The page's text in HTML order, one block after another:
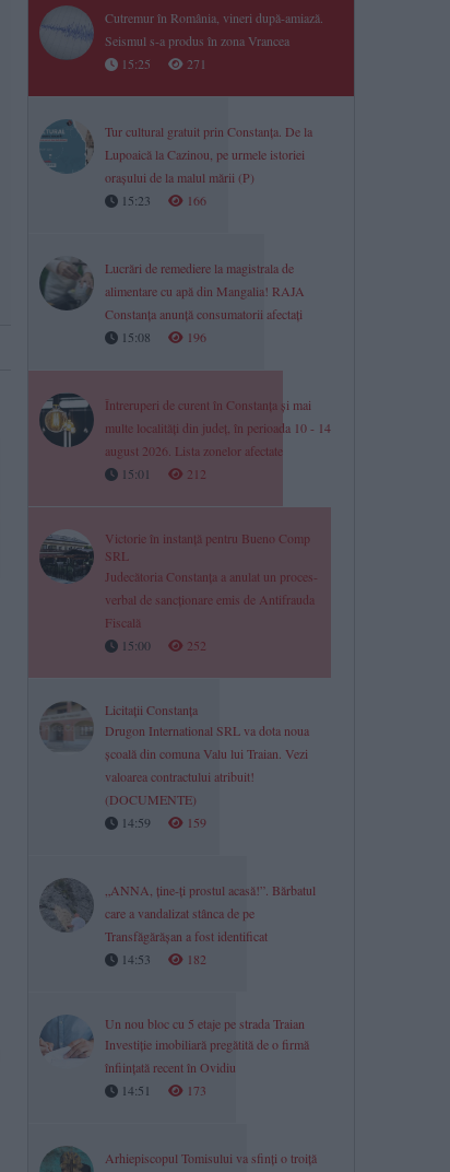
Cutremur în România, vineri după-amiază.
Seismul s-a produs în zona Vrancea
15:25
271
Tur cultural gratuit prin Constanța. De la
Lupoaică la Cazinou, pe urmele istoriei
orașului de la malul mării (P)
15:23
166
Lucrări de remediere la magistrala de
alimentare cu apă din Mangalia! RAJA
Constanța anunță consumatorii afectați
15:08
196
Întreruperi de curent în Constanța și mai
multe localități din județ, în perioada 10 - 14
august 2026. Lista zonelor afectate
15:01
212
Victorie în instanță pentru Bueno Comp
SRL
Judecătoria Constanța a anulat un proces-
verbal de sancționare emis de Antifrauda
Fiscală
15:00
252
Licitații Constanța
Drugon International SRL va dota noua
școală din comuna Valu lui Traian. Vezi
valoarea contractului atribuit!
(DOCUMENTE)
14:59
159
„ANNA, ține-ți prostul acasă!”. Bărbatul
care a vandalizat stânca de pe
Transfăgărășan a fost identificat
14:53
182
Un nou bloc cu 5 etaje pe strada Traian
Investiție imobiliară pregătită de o firmă
înființată recent în Ovidiu
14:51
173
Arhiepiscopul Tomisului va sfinți o troiță